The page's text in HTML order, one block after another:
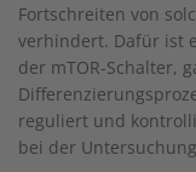
Fortschreiten von
verhindert. Dafür ist
der mTOR-Schalter,
reguliert und
bei der